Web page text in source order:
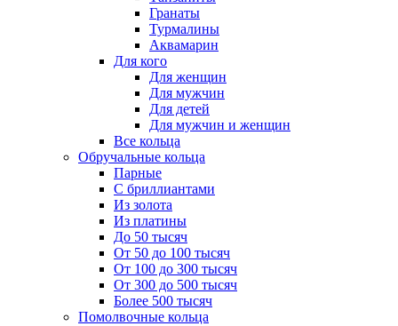
Гранаты
Турмалины
Аквамарин
Для кого
Для женщин
Для мужчин
Для детей
Для мужчин и женщин
Все кольца
Обручальные кольца
Парные
С бриллиантами
Из золота
Из платины
До 50 тысяч
От 50 до 100 тысяч
От 100 до 300 тысяч
От 300 до 500 тысяч
Более 500 тысяч
Помолвочные кольца